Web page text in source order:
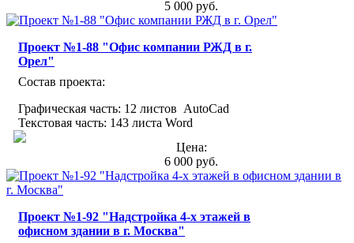
5 000 руб.
Проект №1-88 "Офис компании РЖД в г.
Орел"
Состав проекта:
Графическая часть: 12 листов AutoCad
Текстовая часть: 143 листа Word
Цена:
6 000 руб.
Проект №1-92 "Надстройка 4-х этажей в
офисном здании в г. Москва"